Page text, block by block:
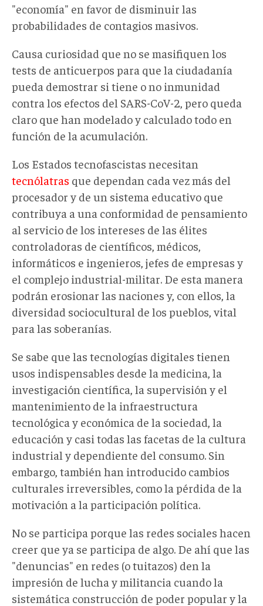
"economía" en favor de disminuir las
probabilidades de contagios masivos.
Causa curiosidad que no se masifiquen los
tests de anticuerpos para que la ciudadanía
pueda demostrar si tiene o no inmunidad
contra los efectos del SARS-CoV-2, pero queda
claro que han modelado y calculado todo en
función de la acumulación.
Los Estados tecnofascistas necesitan
tecnólatras que dependan cada vez más del
procesador y de un sistema educativo que
contribuya a una conformidad de pensamiento
al servicio de los intereses de las élites
controladoras de científicos, médicos,
informáticos e ingenieros, jefes de empresas y
el complejo industrial-militar. De esta manera
podrán erosionar las naciones y, con ellos, la
diversidad sociocultural de los pueblos, vital
para las soberanías.
Se sabe que las tecnologías digitales tienen
usos indispensables desde la medicina, la
investigación científica, la supervisión y el
mantenimiento de la infraestructura
tecnológica y económica de la sociedad, la
educación y casi todas las facetas de la cultura
industrial y dependiente del consumo. Sin
embargo, también han introducido cambios
culturales irreversibles, como la pérdida de la
motivación a la participación política.
No se participa porque las redes sociales hacen
creer que ya se participa de algo. De ahí que las
"denuncias" en redes (o tuitazos) den la
impresión de lucha y militancia cuando la
sistemática construcción de poder popular y la